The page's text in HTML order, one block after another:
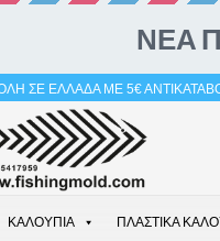
ΣΕ ΕΛΛΑΔΑ ΜΕ 5€
ΚΑΛΟΥΠΙΑ ΠΛΑΣΤΙΚΑ